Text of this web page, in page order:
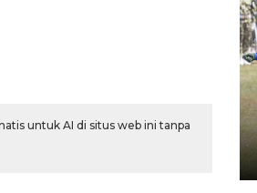
untuk AI di situs web ini tanpa
belanja daring